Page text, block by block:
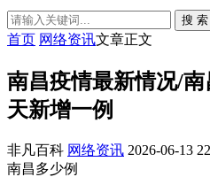
搜 索
首页 网络资讯文章正文
南昌疫情最新情况/
天新增一例
非凡百科 网络资讯 2026-06-13
南昌多少例